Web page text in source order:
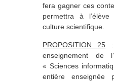
fera gagner ces
permettra à l’élève
culture scientifique.
PROPOSITION 25 :
enseignement de
« Sciences
entière enseignée